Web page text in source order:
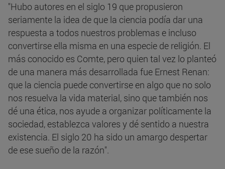
"Hubo autores en el siglo 19 que propusieron
seriamente la idea de que la ciencia podía dar una
respuesta a todos nuestros problemas e incluso
convertirse ella misma en una especie de religión. El
más conocido es Comte, pero quien tal vez lo planteó
de una manera más desarrollada fue Ernest Renan:
que la ciencia puede convertirse en algo que no solo
nos resuelva la vida material, sino que también nos
dé una ética, nos ayude a organizar políticamente la
sociedad, establezca valores y dé sentido a nuestra
existencia. El siglo 20 ha sido un amargo despertar
de ese sueño de la razón".